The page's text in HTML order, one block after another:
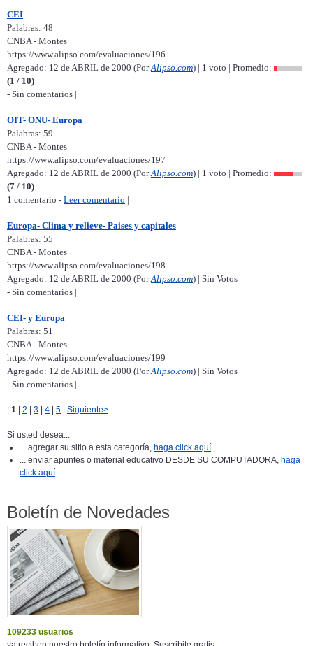
CEI
Palabras: 48
CNBA - Montes
https://www.alipso.com/evaluaciones/196
Agregado: 12 de ABRIL de 2000 (PorAlipso.com) | 1 voto | Promedio:
(1 / 10)
- Sin comentarios |
OIT- ONU- Europa
Palabras: 59
CNBA - Montes
https://www.alipso.com/evaluaciones/197
Agregado: 12 de ABRIL de 2000 (PorAlipso.com) | 1 voto | Promedio:
(7 / 10)
1 comentario - Leer comentario |
Europa- Clima y relieve- Paises y capitales
Palabras: 55
CNBA - Montes
https://www.alipso.com/evaluaciones/198
Agregado: 12 de ABRIL de 2000 (PorAlipso.com) | Sin Votos
- Sin comentarios |
CEI- y Europa
Palabras: 51
CNBA - Montes
https://www.alipso.com/evaluaciones/199
Agregado: 12 de ABRIL de 2000 (PorAlipso.com) | Sin Votos
- Sin comentarios |
1 2 3 4 5 Siguiente>
Si usted desea...
... agregar su sitio a esta categoría, haga click aquí.
... enviar apuntes o material educativo DESDE SU COMPUTADORA, haga
click aquí
Boletín de Novedades
109233 usuarios